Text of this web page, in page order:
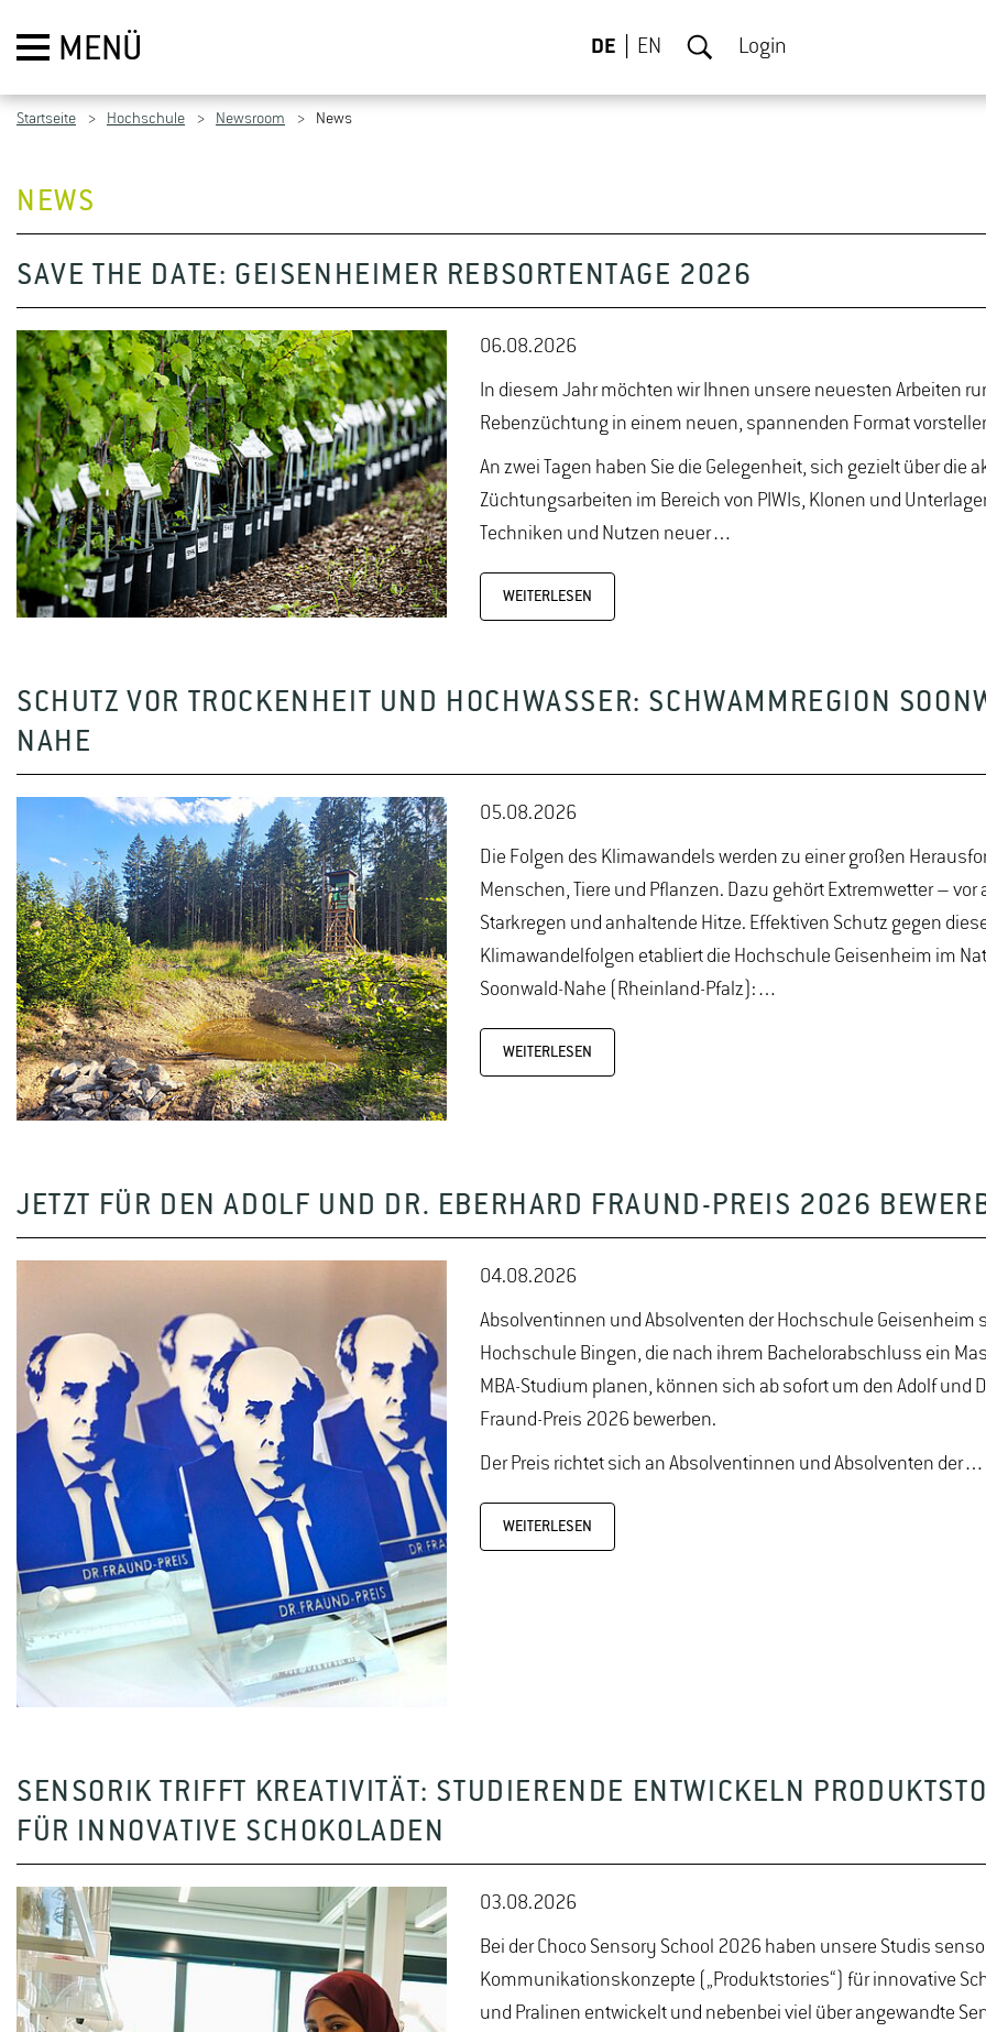
MENÜ DE EN Login
Startseite Hochschule Newsroom News
NEWS
SAVE THE DATE: GEISENHEIMER REBSORTENTAGE 2026
06.08.2026
In diesem Jahr möchten wir Ihnen unsere neuesten Arbeiten
Rebenzüchtung in einem neuen, spannenden Format
An zwei Tagen haben Sie die Gelegenheit, sich gezielt über die
Züchtungsarbeiten im Bereich von PIWIs, Klonen und
Techniken und Nutzen neuer…
WEITERLESEN
SCHUTZ VOR TROCKENHEIT UND HOCHWASSER: SCHWAMMREGION
NAHE
05.08.2026
Die Folgen des Klimawandels werden zu einer großen
Menschen, Tiere und Pflanzen. Dazu gehört Extremwetter – vor
Starkregen und anhaltende Hitze. Effektiven Schutz gegen
Klimawandelfolgen etabliert die Hochschule Geisenheim im
Soonwald-Nahe (Rheinland-Pfalz):…
WEITERLESEN
JETZT FÜR DEN ADOLF UND DR. EBERHARD FRAUND-PREIS 2026
04.08.2026
Absolventinnen und Absolventen der Hochschule Geisenheim
Hochschule Bingen, die nach ihrem Bachelorabschluss ein
MBA-Studium planen, können sich ab sofort um den Adolf und
Fraund-Preis 2026 bewerben.
Der Preis richtet sich an Absolventinnen und Absolventen der…
WEITERLESEN
SENSORIK TRIFFT KREATIVITÄT: STUDIERENDE ENTWICKELN
FÜR INNOVATIVE SCHOKOLADEN
03.08.2026
Bei der Choco Sensory School 2026 haben unsere Studis
Kommunikationskonzepte („Produktstories“) für innovative
und Pralinen entwickelt und nebenbei viel über angewandte